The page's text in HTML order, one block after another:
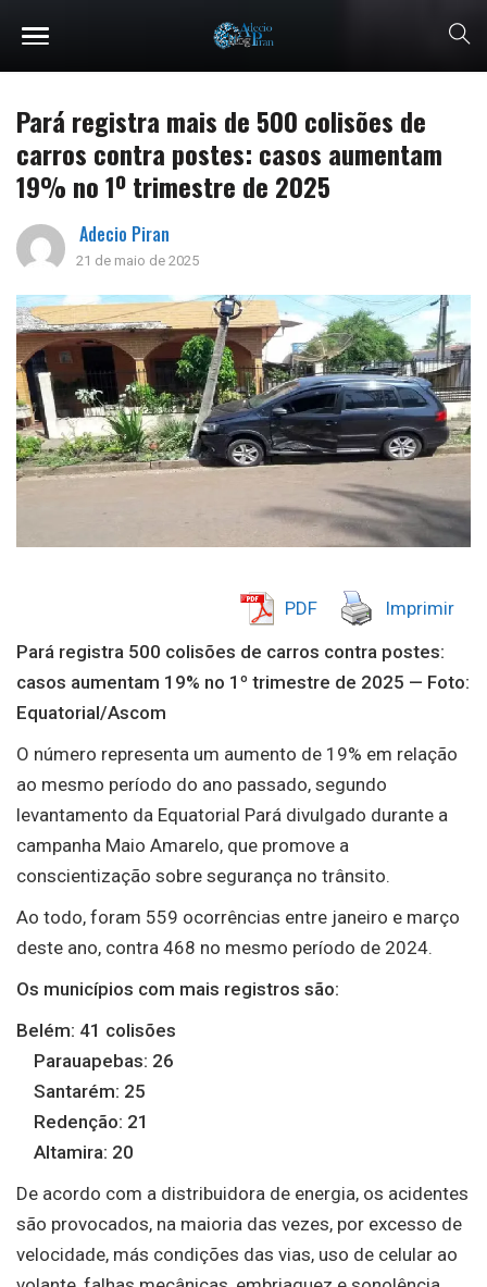
Pará registra mais de 500 colisões de
carros contra postes: casos aumentam
19% no 1º trimestre de 2025
Adecio Piran
21 de maio de 2025
PDF Imprimir
Pará registra 500 colisões de carros contra postes:
casos aumentam 19% no 1º trimestre de 2025 — Foto:
Equatorial/Ascom
O número representa um aumento de 19% em relação
ao mesmo período do ano passado, segundo
levantamento da Equatorial Pará divulgado durante a
campanha Maio Amarelo, que promove a
conscientização sobre segurança no trânsito.
Ao todo, foram 559 ocorrências entre janeiro e março
deste ano, contra 468 no mesmo período de 2024.
Os municípios com mais registros são:
Belém: 41 colisões
Parauapebas: 26
Santarém: 25
Redenção: 21
Altamira: 20
De acordo com a distribuidora de energia, os acidentes
são provocados, na maioria das vezes, por excesso de
velocidade, más condições das vias, uso de celular ao